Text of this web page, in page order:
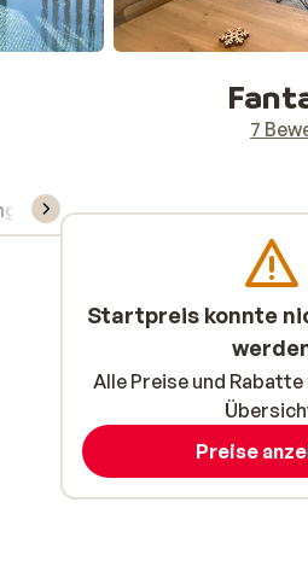
7
Skipass/Kurse/Material
Startpreis konnte
Alle Preise und
Preise